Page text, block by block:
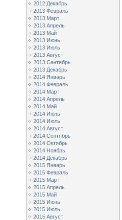
2012 Декабрь
2013 Февраль
2013 Март
2013 Апрель
2013 Май
2013 Июнь
2013 Июль
2013 Август
2013 Сентябрь
2013 Декабрь
2014 Январь
2014 Февраль
2014 Март
2014 Апрель
2014 Май
2014 Июнь
2014 Июль
2014 Август
2014 Сентябрь
2014 Октябрь
2014 Ноябрь
2014 Декабрь
2015 Январь
2015 Февраль
2015 Март
2015 Апрель
2015 Май
2015 Июнь
2015 Июль
2015 Август